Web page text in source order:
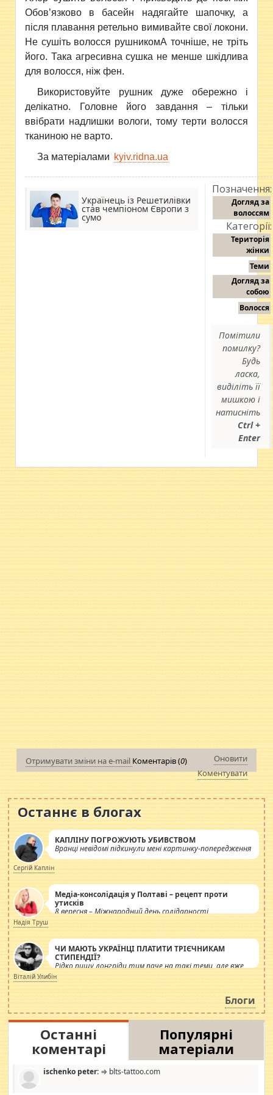
Обов’язково в басейн надягайте шапочку, а
після плавання ретельно вимивайте свої локони.
Не сушіть волосся рушникомА точніше, не тріть
його. Така агресивна сушка не менше шкідлива
для волосся, ніж фен.
Використовуйте рушник дуже обережно і
делікатно. Головне його завдання – тільки
ввібрати надлишки вологи, тому терти волосся
тканиною не варто.
За матеріалами kyiv.ridna.ua
Українець із Решетилівки
став чемпіоном Європи з
сумо
Позначення:
Догляд за
волоссям
Категорії:
Територія
жінки
Теми
Догляд за
собою
Волосся
Помітили
помилку?
Будь
ласка,
виділіть її
мишкою і
натисніть
Ctrl +
Enter
Отримувати зміни на e-mail Коментарів (0)
Оновити
Коментувати
Останнє в блогах
КАПЛІНУ ПОГРОЖУЮТЬ УБИВСТВОМ
Вранці невідомі підкинули мені картинку-попередження
Сергій Каплін
Медіа-консолідація у Полтаві – рецепт проти
утисків
8 вересня – Міжнародний день солідарності
журналістів.
Надія Труш
ЧИ МАЮТЬ УКРАЇНЦІ ПЛАТИТИ ТРІЄЧНИКАМ
СТИПЕНДІЇ?
Рідко пишу лонгріди тим паче на такі теми, але вже
просто дістало! Обурюють сьогоднішні інсенуації
навколо стипендіального питання. Штучно
роздувається ще одна соціальна катастрофа.
Віталій Улибін
Блоги
Останні
коментарі
Популярні
матеріали
ischenko peter: ⇒ blts-tattoo.com